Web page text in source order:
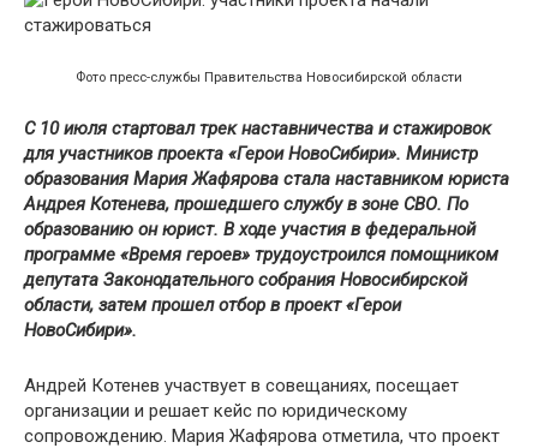
Фото пресс-службы Правительства Новосибирской области
С 10 июля стартовал трек наставничества и стажировок
для участников проекта «Герои НовоСибири». Министр
образования Мария Жафярова стала наставником юриста
Андрея Котенева, прошедшего службу в зоне СВО. По
образованию он юрист. В ходе участия в федеральной
программе «Время героев» трудоустроился помощником
депутата Законодательного собрания Новосибирской
области, затем прошел отбор в проект «Герои
НовоСибири».
Андрей Котенев участвует в совещаниях, посещает
организации и решает кейс по юридическому
сопровождению. Мария Жафярова отметила, что проект